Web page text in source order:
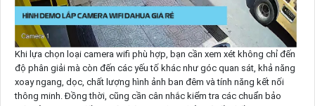
Khi lựa chọn loại camera wifi phù hợp, bạn cần xem xét không chỉ đến
độ phân giải mà còn đến các yếu tố khác như góc quan sát, khả năng
xoay ngang, dọc, chất lượng hình ảnh ban đêm và tính năng kết nối
thông minh. Đồng thời, cũng cần cân nhắc kiểm tra các chuẩn bảo